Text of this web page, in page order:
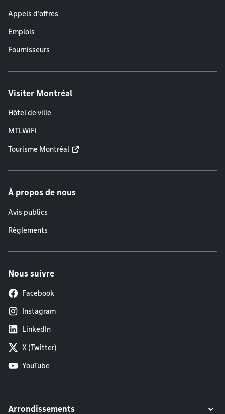
Appels d'offres
Emplois
Fournisseurs
Visiter Montréal
Hôtel de ville
MTLWiFi
Tourisme Montréal
À propos de nous
Avis publics
Règlements
Nous suivre
Facebook
Instagram
LinkedIn
X (Twitter)
YouTube
Arrondissements